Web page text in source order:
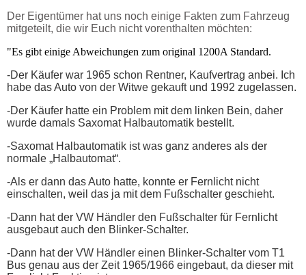
Der Eigentümer hat uns noch einige Fakten zum Fahrzeug
mitgeteilt, die wir Euch nicht vorenthalten möchten:
"Es gibt einige Abweichungen zum original 1200A Standard.
-Der Käufer war 1965 schon Rentner, Kaufvertrag anbei. Ich
habe das Auto von der Witwe gekauft und 1992 zugelassen.
-Der Käufer hatte ein Problem mit dem linken Bein, daher
wurde damals Saxomat Halbautomatik bestellt.
-Saxomat Halbautomatik ist was ganz anderes als der
normale „Halbautomat“.
-Als er dann das Auto hatte, konnte er Fernlicht nicht
einschalten, weil das ja mit dem Fußschalter geschieht.
-Dann hat der VW Händler den Fußschalter für Fernlicht
ausgebaut auch den Blinker-Schalter.
-Dann hat der VW Händler einen Blinker-Schalter vom T1
Bus genau aus der Zeit 1965/1966 eingebaut, da dieser mit